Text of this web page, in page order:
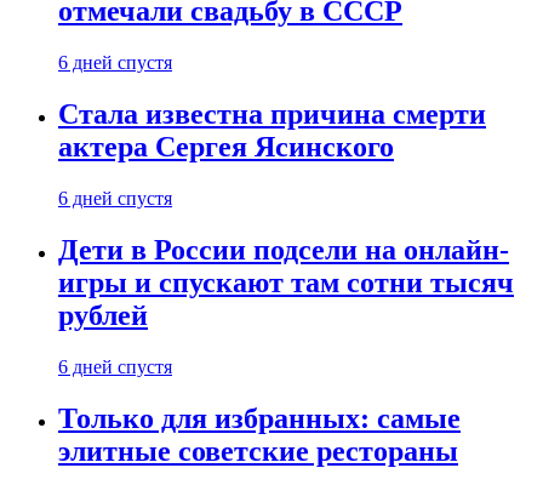
отмечали свадьбу в СССР
6 дней спустя
Стала известна причина смерти
актера Сергея Ясинского
6 дней спустя
Дети в России подсели на онлайн-
игры и спускают там сотни тысяч
рублей
6 дней спустя
Только для избранных: самые
элитные советские рестораны